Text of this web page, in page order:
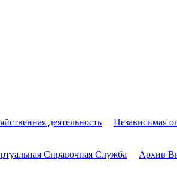
деятельность
Независимая
Справочная Служба
Архив